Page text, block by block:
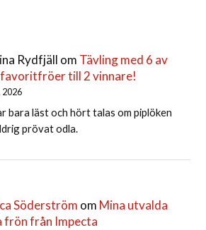
Rydfjäll om Tävling med 6 av
favoritfröer till 2 vinnare!
2026
bara läst och hört talas om piplöken
prövat odla.
Söderström om Mina utvalda
frön från Impecta